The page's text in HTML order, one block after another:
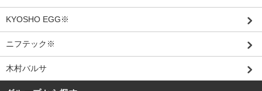
KYOSHO EGG※
ニフテック※
木村バルサ